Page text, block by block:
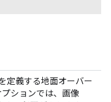
定義する地面オーバー
ションでは、画像